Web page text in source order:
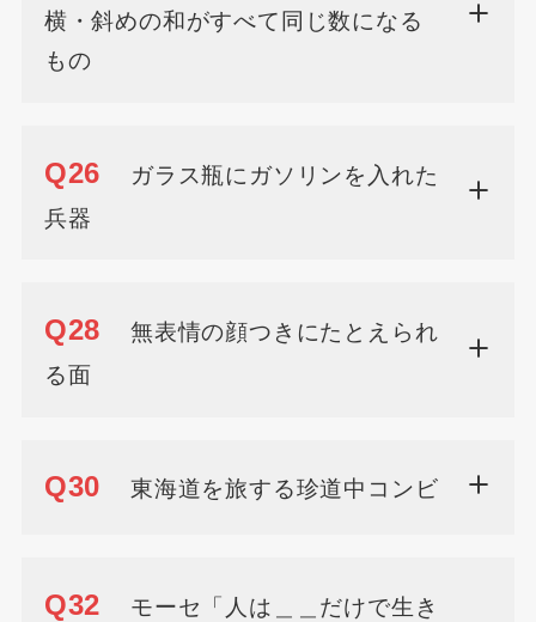
横・斜めの和がすべて同じ数になる
もの
Q26
ガラス瓶にガソリンを入れた
兵器
Q28
無表情の顔つきにたとえられ
る面
Q30 東海道を旅する珍道中コンビ
Q32
モーセ「人は＿＿だけで生き